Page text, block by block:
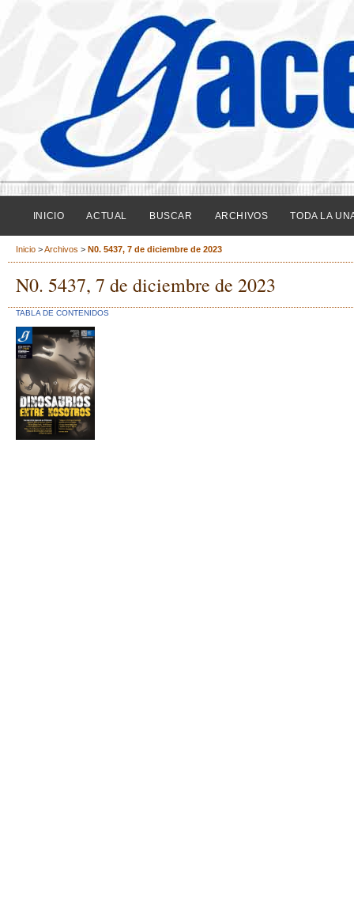
INICIO ACTUAL BUSCAR ARCHIVOS TODA LA
Inicio >Archivos > N0. 5437, 7 de diciembre de 2023
N0. 5437, 7 de diciembre de 2023
TABLA DE CONTENIDOS